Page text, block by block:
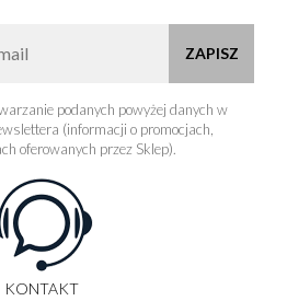
podanych powyżej danych w
(informacji o promocjach,
oferowanych przez Sklep).
KONTAKT